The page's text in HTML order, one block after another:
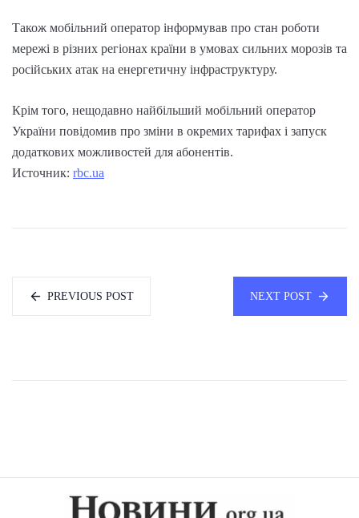
Також мобільний оператор інформував про стан роботи
мережі в різних регіонах країни в умовах сильних морозів та
російських атак на енергетичну інфраструктуру.
Крім того, нещодавно найбільший мобільний оператор
України повідомив про зміни в окремих тарифах і запуск
додаткових можливостей для абонентів.
Источник: rbc.ua
PREVIOUS POST NEXT POST